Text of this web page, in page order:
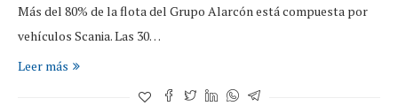
Más del 80% de la flota del Grupo Alarcón está compuesta por
vehículos Scania. Las 30…
Leer más